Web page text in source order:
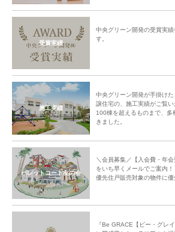
受賞実績
中央グリーン開発の受賞実
す。
施工実績
中央グリーン開発が手掛け
譲住宅の、施工実績がご覧
100棟を超えるものまで、多
きました。
パレットコート友の会
＼会員募集／【入会費・年
をいち早くメールでご案内
優先住戸販売対象の物件に優
『Be GRACE【ビー・グレ